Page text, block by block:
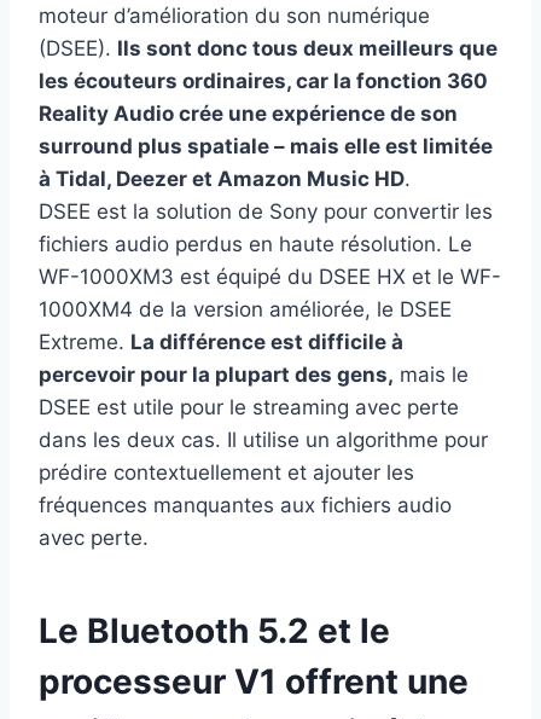
moteur d’amélioration du son numérique
(DSEE). Ils sont donc tous deux meilleurs que
les écouteurs ordinaires, car la fonction 360
Reality Audio crée une expérience de son
surround plus spatiale – mais elle est limitée
à Tidal, Deezer et Amazon Music HD.
DSEE est la solution de Sony pour convertir les
fichiers audio perdus en haute résolution. Le
WF-1000XM3 est équipé du DSEE HX et le WF-
1000XM4 de la version améliorée, le DSEE
Extreme. La différence est difficile à
percevoir pour la plupart des gens, mais le
DSEE est utile pour le streaming avec perte
dans les deux cas. Il utilise un algorithme pour
prédire contextuellement et ajouter les
fréquences manquantes aux fichiers audio
avec perte.
Le Bluetooth 5.2 et le
processeur V1 offrent une